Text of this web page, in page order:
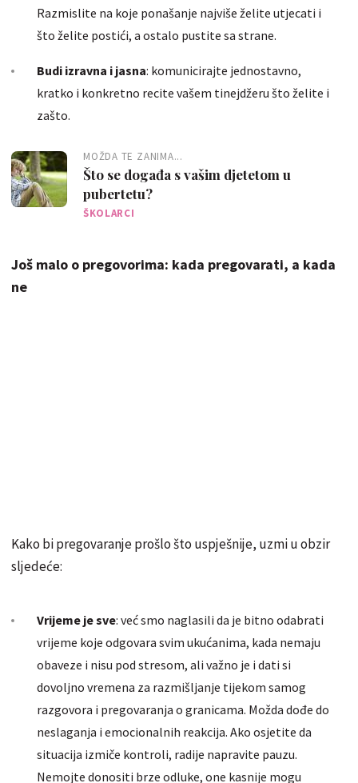
Razmislite na koje ponašanje najviše želite utjecati i
što želite postići, a ostalo pustite sa strane.
Budi izravna i jasna: komunicirajte jednostavno,
kratko i konkretno recite vašem tinejdžeru što želite i
zašto.
MOŽDA TE ZANIMA...
Što se događa s vašim djetetom u
pubertetu?
ŠKOLARCI
Još malo o pregovorima: kada pregovarati, a kada
ne
Kako bi pregovaranje prošlo što uspješnije, uzmi u obzir
sljedeće:
Vrijeme je sve: već smo naglasili da je bitno odabrati
vrijeme koje odgovara svim ukućanima, kada nemaju
obaveze i nisu pod stresom, ali važno je i dati si
dovoljno vremena za razmišljanje tijekom samog
razgovora i pregovaranja o granicama. Možda dođe do
neslaganja i emocionalnih reakcija. Ako osjetite da
situacija izmiče kontroli, radije napravite pauzu.
Nemojte donositi brze odluke, one kasnije mogu